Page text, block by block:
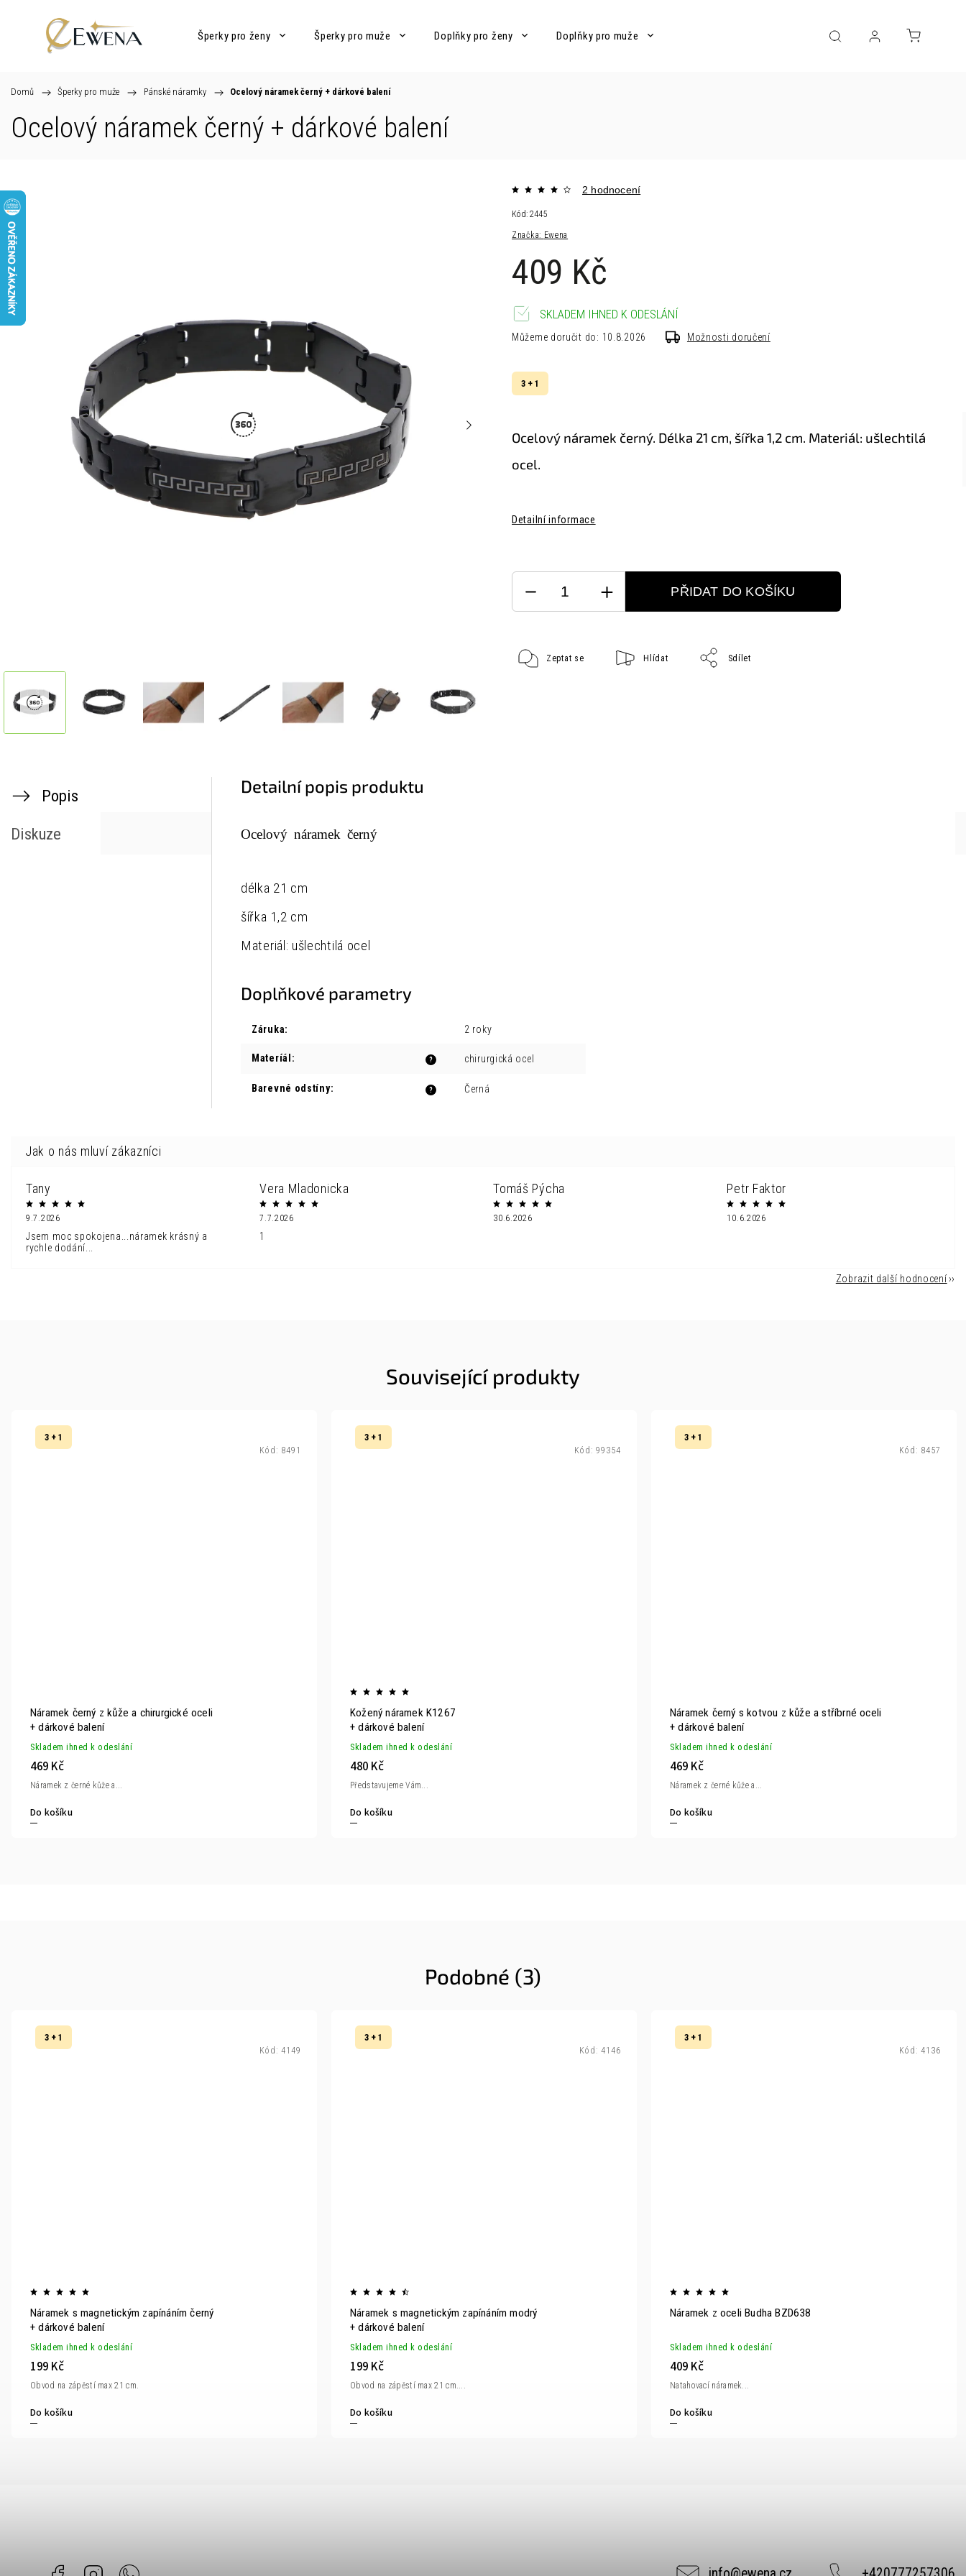
Šperky pro ženy Šperky pro muže Doplňky pro ženy Doplňky pro muže Výprodej Bižuterie
Domů / Šperky pro muže / Pánské náramky / Ocelový náramek černý + dárkové balení
Ocelový náramek černý + dárkové balení
Značka: Ewena
2 hodnocení
409 Kč
Kód: 2445
3 + 1
Ocelový náramek černý. Délka 21 cm, šířka 1,2 cm. Materiál: ušlechtilá
ocel.
Detailní informace
SKLADEM IHNED K ODESLÁNÍ
Můžeme doručit do: 10.8.2026 Možnosti doručení
PŘIDAT DO KOŠÍKU
Zeptat se Hlídat Sdílet
Popis
Diskuze
Detailní popis produktu
Ocelový náramek černý
délka 21 cm
šířka 1,2 cm
Materiál: ušlechtilá ocel
Doplňkové parametry
Záruka: 2 roky
?
Materíál: chirurgická ocel
?
Barevné odstíny: Černá
Tany
9.7.2026
Jsem moc spokojena...náramek krásný a
rychle dodání...
Vera Mladonicka
7.7.2026
1
Tomáš Pýcha
30.6.2026
Petr Faktor
10.6.2026
Zobrazit další hodnocení
Související produkty
3 + 1
Náramek černý z kůže a chirurgické oceli
+ dárkové balení
Skladem ihned k odeslání
469 Kč
Do košíku
Náramek z černé kůže a...
Kód: 8491
3 + 1
Kožený náramek K1267
+ dárkové balení
Skladem ihned k odeslání
480 Kč
Do košíku
Představujeme Vám...
Kód: 99354
3 + 1
Náramek černý s kotvou z kůže a stříbrné oceli
+ dárkové balení
Skladem ihned k odeslání
469 Kč
Do košíku
Náramek z černé kůže a...
Kód: 8457
Podobné (3)
3 + 1
Náramek s magnetickým zapínáním černý
+ dárkové balení
Skladem ihned k odeslání
199 Kč
Do košíku
Obvod na zápěstí max 21 cm.
Kód: 4149
3 + 1
Náramek s magnetickým zapínáním modrý
+ dárkové balení
Skladem ihned k odeslání
199 Kč
Do košíku
Obvod na zápěstí max 21 cm....
Kód: 4146
3 + 1
Náramek z oceli Budha BZD638
Skladem ihned k odeslání
409 Kč
Do košíku
Natahovací náramek...
Kód: 4136
Facebook Instagram